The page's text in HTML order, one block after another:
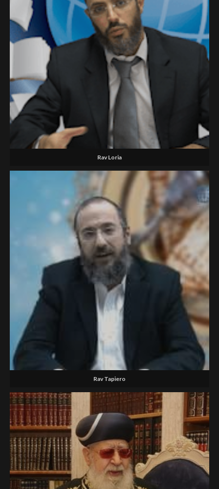
Rav Loria
Rav Tapiero